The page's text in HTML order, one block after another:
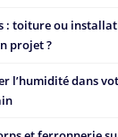
: toiture ou
projet ?
l’humidité dans